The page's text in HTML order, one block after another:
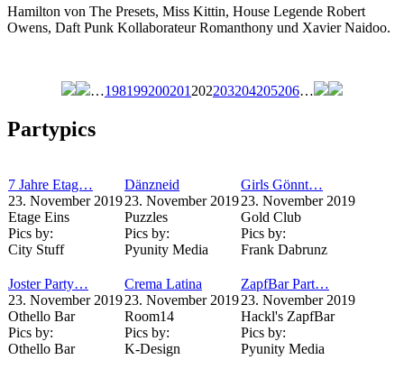
Hamilton von The Presets, Miss Kittin, House Legende Robert
Owens, Daft Punk Kollaborateur Romanthony und Xavier Naidoo.
…198199200201 202203204205206…
Partypics
7 Jahre Etag…
23. November 2019
Etage Eins
Pics by:
City Stuff
Dänzneid
23. November 2019
Puzzles
Pics by:
Pyunity Media
Girls Gönnt…
23. November 2019
Gold Club
Pics by:
Frank Dabrunz
Joster Party…
23. November 2019
Othello Bar
Pics by:
Othello Bar
Crema Latina
23. November 2019
Room14
Pics by:
K-Design
ZapfBar Part…
23. November 2019
Hackl's ZapfBar
Pics by:
Pyunity Media